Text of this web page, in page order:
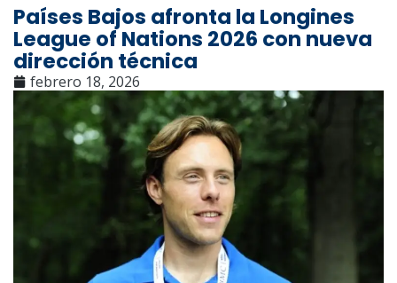
Países Bajos afronta la Longines
League of Nations 2026 con nueva
dirección técnica
febrero 18, 2026